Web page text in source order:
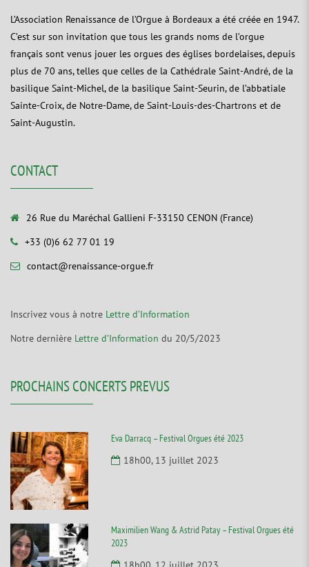
L’Association Renaissance de l’Orgue à Bordeaux a été créée en 1947.
C’est sur son invitation que tous les grands noms de l’orgue
français sont venus jouer les orgues des églises bordelaises, depuis
plus de 70 ans, telles que celles de la Cathédrale Saint-André, de la
basilique Saint-Michel, de la basilique Saint-Seurin, de l’abbatiale
Sainte-Croix, de Notre-Dame, de Saint-Louis-des-Chartrons et de
Saint-Augustin.
CONTACT
26 Rue du Maréchal Gallieni F-33150 CENON (France)
+33 (0)6 62 77 01 19
contact@renaissance-orgue.fr
Inscrivez vous à notre Lettre d’Information
Notre dernière Lettre d’Information du 20/5/2023
PROCHAINS CONCERTS PREVUS
Eva Darracq – Festival Orgues été 2023
18h00, 13 juillet 2023
Maximilien Wang & Astrid Patay – Festival Orgues été
2023